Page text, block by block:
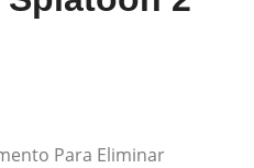
Para Eliminar